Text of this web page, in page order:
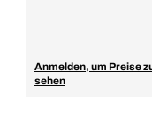
Anmelden, um Preise
sehen